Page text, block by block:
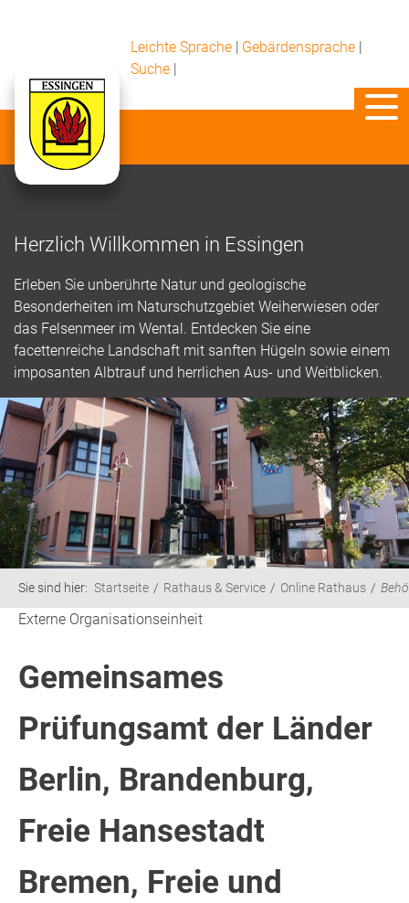
Leichte Sprache | Gebärdensprache |
Suche |
Herzlich Willkommen in Essingen
Erleben Sie unberührte Natur und geologische
Besonderheiten im Naturschutzgebiet Weiherwiesen oder
das Felsenmeer im Wental. Entdecken Sie eine
facettenreiche Landschaft mit sanften Hügeln sowie einem
imposanten Albtrauf und herrlichen Aus- und Weitblicken.
Sie sind hier: Startseite Rathaus & Service Online Rathaus
Externe Organisationseinheit
Gemeinsames
Prüfungsamt der Länder
Berlin, Brandenburg,
Freie Hansestadt
Bremen, Freie und